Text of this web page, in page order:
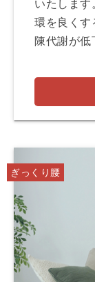
いたします
環を良くす
陳代謝が
ぎっくり腰